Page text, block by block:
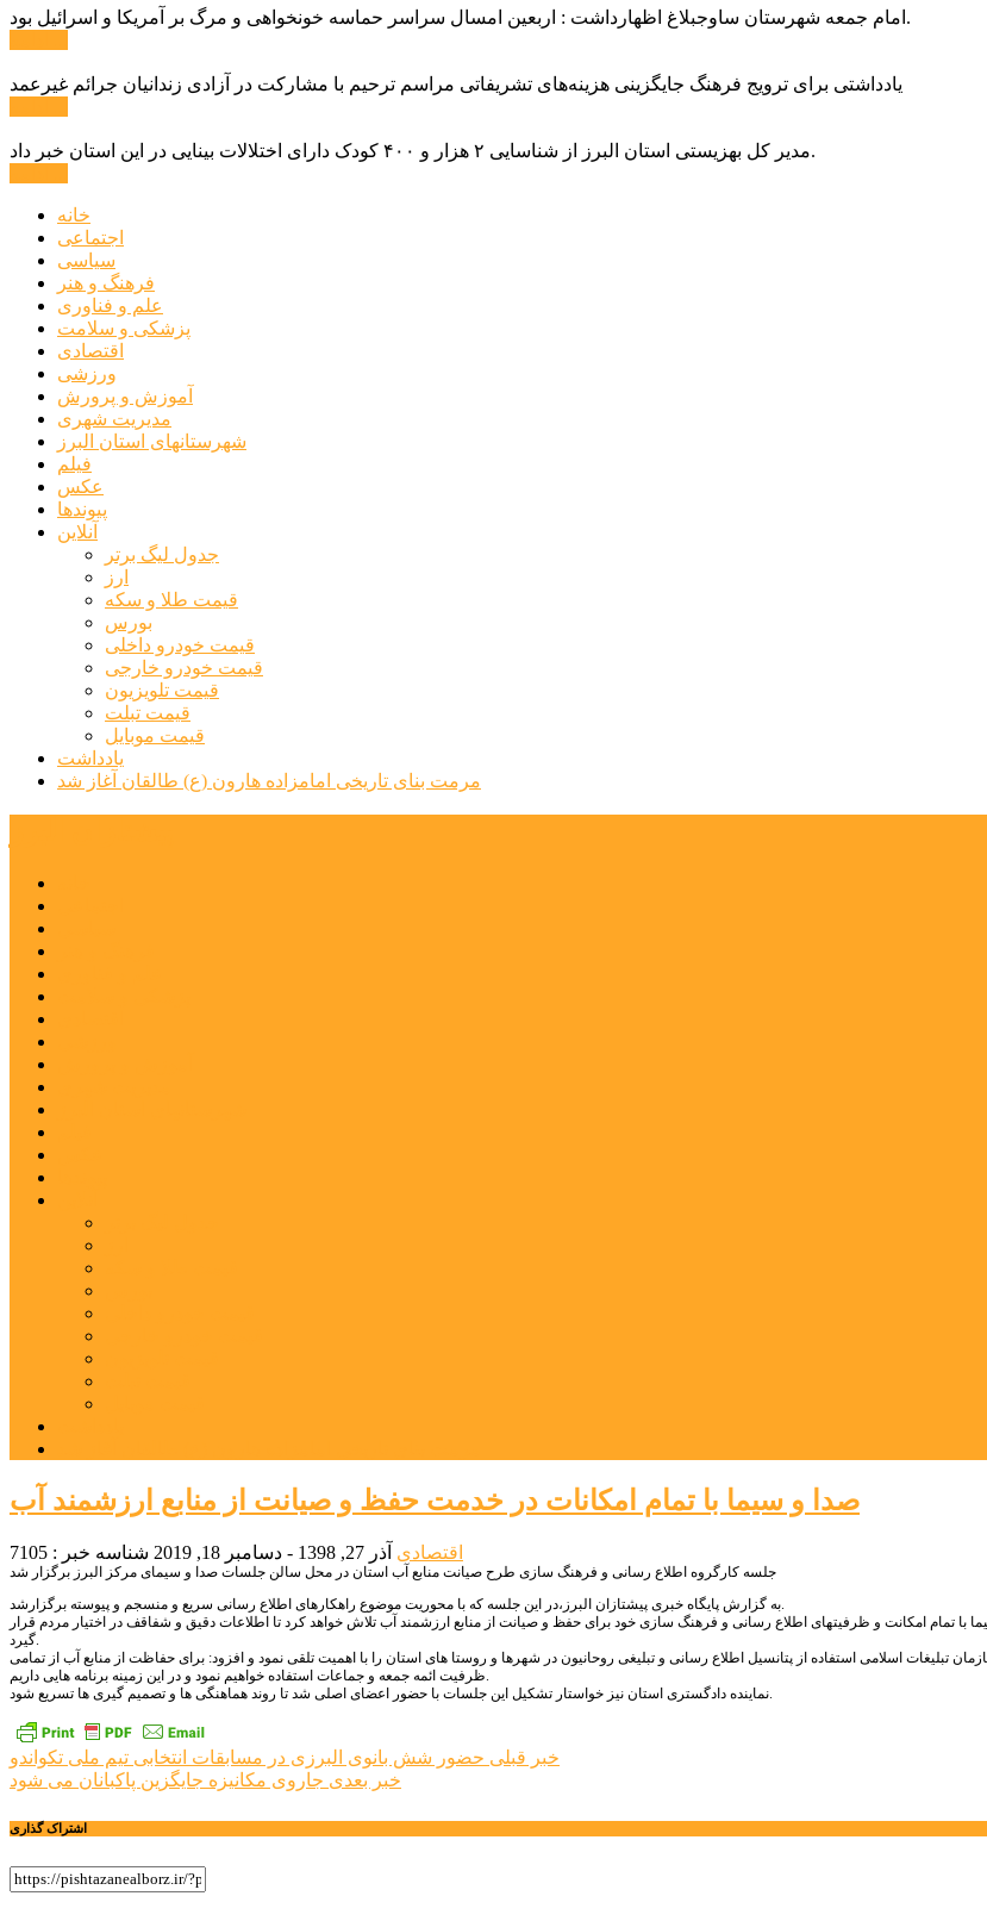
امام جمعه شهرستان ساوجبلاغ اظهارداشت : اربعین امسال سراسر حماسه خونخواهی و مرگ بر آمریکا و اسرائیل بود.
یادداشتی برای ترویج فرهنگ جایگزینی هزینه‌های تشریفاتی مراسم ترحیم با مشارکت در آزادی زندانیان جرائم غیرعمد
مدیر کل بهزیستی استان البرز از شناسایی ۲ هزار و ۴۰۰ کودک دارای اختلالات بینایی در این استان خبر داد.
خانه
اجتماعی
سیاسی
فرهنگ و هنر
علم و فناوری
پزشکی و سلامت
اقتصادی
ورزشی
آموزش و پرورش
مدیریت شهری
شهرستانهای استان البرز
فیلم
عکس
پیوندها
آنلاین
جدول لیگ برتر
ارز
قیمت طلا و سکه
بورس
قیمت خودرو داخلی
قیمت خودرو خارجی
قیمت تلویزیون
قیمت تبلت
قیمت موبایل
یادداشت
مرمت بنای تاریخی امامزاده هارون (ع) طالقان آغاز شد
صدا و سیما با تمام امکانات در خدمت حفظ و صیانت از منابع ارزشمند آب
اقتصادی آذر 27, 1398 - دسامبر 18, 2019 شناسه خبر : 7105
جلسه کارگروه اطلاع رسانی و فرهنگ سازی طرح صیانت منابع آب استان در محل سالن جلسات صدا و سیمای مرکز البرز برگزار شد
به گزارش پایگاه خبری پیشتازان البرز،در این جلسه که با محوریت موضوع راهکارهای اطلاع رسانی سریع و منسجم و پیوسته برگزارشد.
با تمام امکانت و ظرفیتهای اطلاع رسانی و فرهنگ سازی خود برای حفظ و صیانت از منابع ارزشمند آب تلاش خواهد کرد تا اطلاعات دقیق و شفاقف در اختیار مردم قرار
گیرد.
تبلیغات اسلامی استفاده از پتانسیل اطلاع رسانی و تبلیغی روحانیون در شهرها و روستا های استان را با اهمیت تلقی نمود و افزود: برای حفاظت از منابع آب از تمامی
ظرفیت ائمه جمعه و جماعات استفاده خواهیم نمود و در این زمینه برنامه هایی داریم.
نماینده دادگستری استان نیز خواستار تشکیل این جلسات با حضور اعضای اصلی شد تا روند هماهنگی ها و تصمیم گیری ها تسریع شود.
راهبری
نوشته
خبر قبلی حضور شش بانوی البرزی در مسابقات انتخابی تیم ملی تکواندو
خبر بعدی جاروی مکانیزه جایگزین پاکبانان می شود
اشتراک گذاری